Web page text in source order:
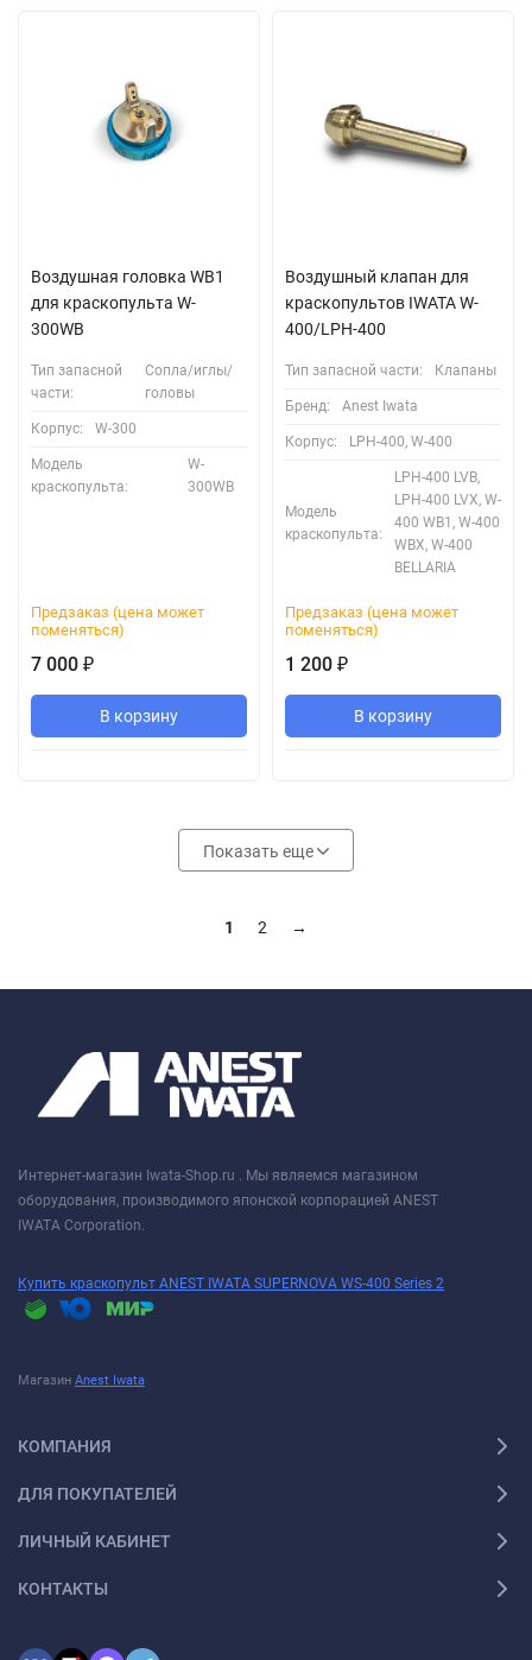
Воздушная головка WB1
для краскопульта W-
300WB
Тип запасной
части:
Сопла/иглы/
головы
Корпус: W-300
Модель
краскопульта:
W-
300WB
Предзаказ (цена может
поменяться)
7 000 ₽
В корзину
Воздушный клапан для
краскопультов IWATA W-
400/LPH-400
Тип запасной части: Клапаны
Бренд: Anest Iwata
Корпус: LPH-400, W-400
Модель
краскопульта:
LPH-400 LVB,
LPH-400 LVX, W-
400 WB1, W-400
WBX, W-400
BELLARIA
Предзаказ (цена может
поменяться)
1 200 ₽
В корзину
Показать еще
1 2 →
Интернет-магазин Iwata-Shop.ru . Мы являемся магазином
оборудования, производимого японской корпорацией ANEST
IWATA Corporation.
Купить краскопульт ANEST IWATA SUPERNOVA WS-400 Series 2
Магазин Anest Iwata
КОМПАНИЯ
ДЛЯ ПОКУПАТЕЛЕЙ
ЛИЧНЫЙ КАБИНЕТ
КОНТАКТЫ